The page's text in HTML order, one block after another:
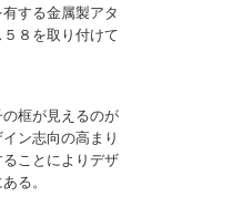
する金属製アタ
８を取り付けて
框が見えるのが
ン志向の高まり
ことによりデザ
る。